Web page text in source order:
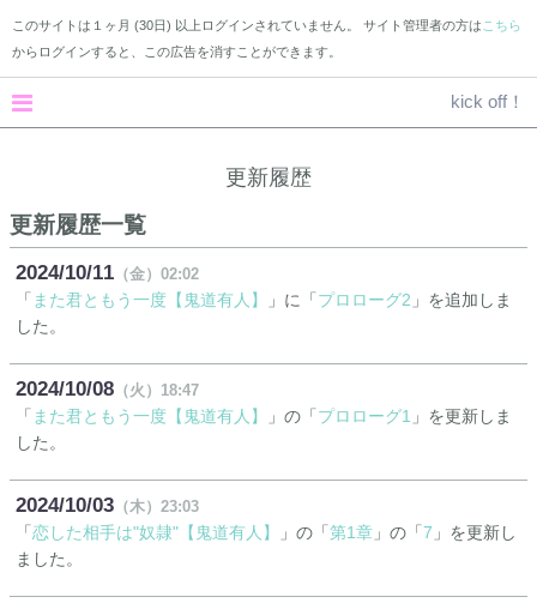
このサイトは１ヶ月 (30日) 以上ログインされていません。 サイト管理者の方は こちら
からログインすると、この広告を消すことができます。
kick off！
更新履歴
更新履歴一覧
2024 10 11 （金） 02:02
「 また君ともう一度【鬼道有人】 」に「 プロローグ2 」を追加しま
した。
2024 10 08 （火） 18:47
「 また君ともう一度【鬼道有人】 」の「 プロローグ1 」を更新しま
した。
2024 10 03 （木） 23:03
「 恋した相手は"奴隷"【鬼道有人】 」の「 第1章 」の「 7 」を更新し
ました。